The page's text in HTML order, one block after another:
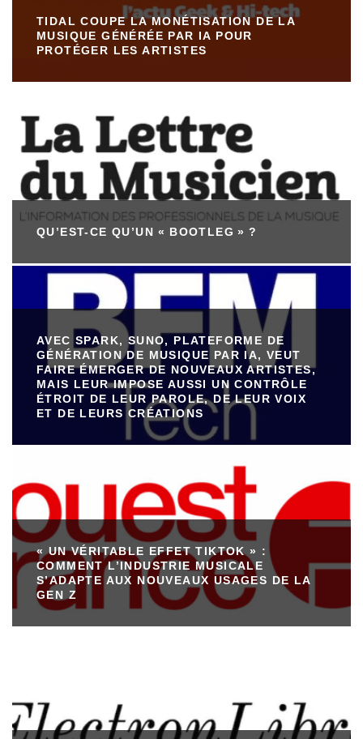
TIDAL COUPE LA MONÉTISATION DE LA
MUSIQUE GÉNÉRÉE PAR IA POUR
PROTÉGER LES ARTISTES
QU’EST-CE QU’UN « BOOTLEG » ?
AVEC SPARK, SUNO, PLATEFORME DE
GÉNÉRATION DE MUSIQUE PAR IA, VEUT
FAIRE ÉMERGER DE NOUVEAUX ARTISTES,
MAIS LEUR IMPOSE AUSSI UN CONTRÔLE
ÉTROIT DE LEUR PAROLE, DE LEUR VOIX
ET DE LEURS CRÉATIONS
« UN VÉRITABLE EFFET TIKTOK » :
COMMENT L’INDUSTRIE MUSICALE
S’ADAPTE AUX NOUVEAUX USAGES DE LA
GEN Z